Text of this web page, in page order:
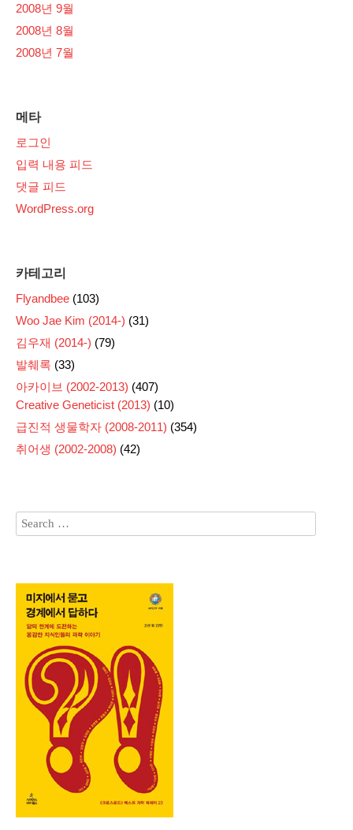
2008년 9월
2008년 8월
2008년 7월
메타
로그인
입력 내용 피드
댓글 피드
WordPress.org
카테고리
Flyandbee (103)
Woo Jae Kim (2014-) (31)
김우재 (2014-) (79)
발췌록 (33)
아카이브 (2002-2013) (407)
Creative Geneticist (2013) (10)
급진적 생물학자 (2008-2011) (354)
취어생 (2002-2008) (42)